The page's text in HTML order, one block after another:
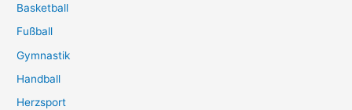
Basketball
Fußball
Gymnastik
Handball
Herzsport